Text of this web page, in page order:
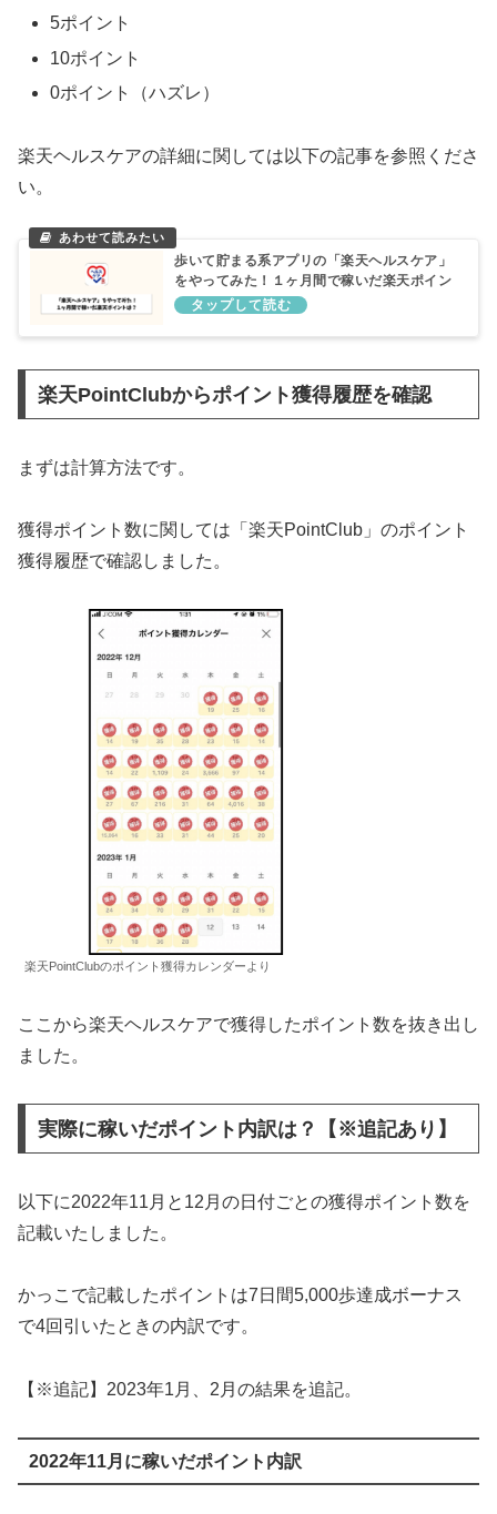
5ポイント
10ポイント
0ポイント（ハズレ）
楽天ヘルスケアの詳細に関しては以下の記事を参照くださ
い。
歩いて貯まる系アプリの「楽天ヘルスケア」
をやってみた！１ヶ月間で稼いだ楽天ポイン
トは？
楽天PointClubからポイント獲得履歴を確認
まずは計算方法です。
獲得ポイント数に関しては「楽天PointClub」のポイント
獲得履歴で確認しました。
楽天PointClubのポイント獲得カレンダーより
ここから楽天ヘルスケアで獲得したポイント数を抜き出し
ました。
実際に稼いだポイント内訳は？【※追記あり】
以下に2022年11月と12月の日付ごとの獲得ポイント数を
記載いたしました。
かっこで記載したポイントは7日間5,000歩達成ボーナス
で4回引いたときの内訳です。
【※追記】2023年1月、2月の結果を追記。
2022年11月に稼いだポイント内訳